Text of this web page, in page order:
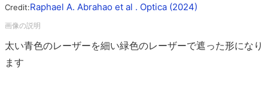
Credit:Raphael A. Abrahao et al . Optica (2024)
太い青色のレーザーを細い緑色のレーザーで遮った形になり
ます